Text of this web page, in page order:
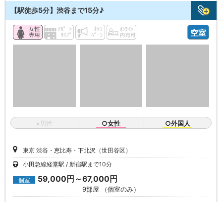
【駅徒歩5分】渋谷まで15分♪
空室
×男性 ○女性 ○外国人
東京 渋谷・恵比寿・下北沢（世田谷区）
小田急線経堂駅
新宿駅まで10分
個室 59,000円～67,000円
9部屋 （個室のみ）